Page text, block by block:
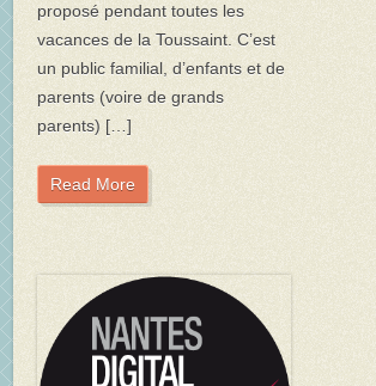
proposé pendant toutes les
vacances de la Toussaint. C’est
un public familial, d’enfants et de
parents (voire de grands
parents) […]
Read More